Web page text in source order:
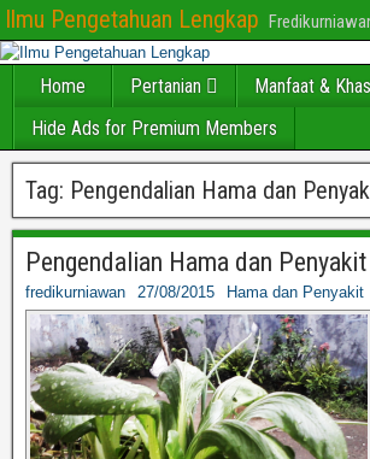
Ilmu Pengetahuan Lengkap
Home Pertanian Manfaat &
Hide Ads for Premium Members
Tag: Pengendalian Hama dan
Pengendalian Hama dan
fredikurniawan 27/08/2015 Hama dan Penyakit